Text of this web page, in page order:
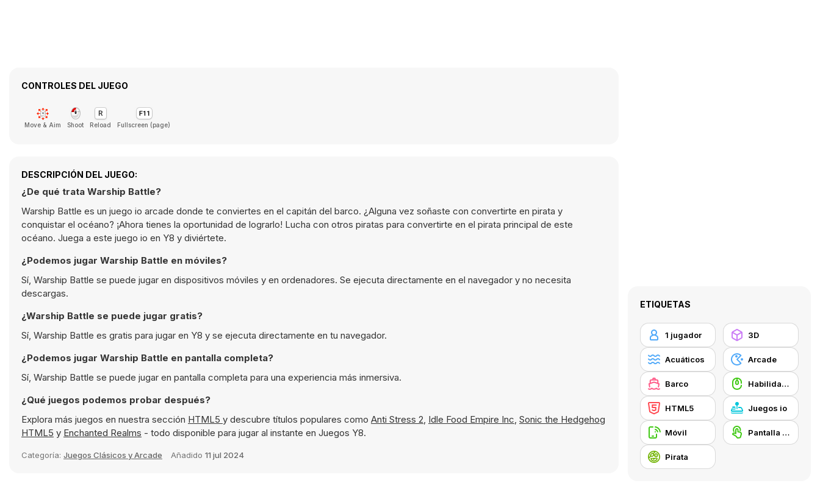
CONTROLES DEL JUEGO
Move & Aim Shoot Reload Fullscreen (page)
DESCRIPCIÓN DEL JUEGO:
¿De qué trata Warship Battle?
Warship Battle es un juego io arcade donde te conviertes en el capitán del barco. ¿Alguna vez soñaste con convertirte en pirata y
conquistar el océano? ¡Ahora tienes la oportunidad de lograrlo! Lucha con otros piratas para convertirte en el pirata principal de este
océano. Juega a este juego io en Y8 y diviértete.
¿Podemos jugar Warship Battle en móviles?
Sí, Warship Battle se puede jugar en dispositivos móviles y en ordenadores. Se ejecuta directamente en el navegador y no necesita
descargas.
¿Warship Battle se puede jugar gratis?
Sí, Warship Battle es gratis para jugar en Y8 y se ejecuta directamente en tu navegador.
¿Podemos jugar Warship Battle en pantalla completa?
Sí, Warship Battle se puede jugar en pantalla completa para una experiencia más inmersiva.
¿Qué juegos podemos probar después?
Explora más juegos en nuestra sección HTML5 y descubre títulos populares como Anti Stress 2, Idle Food Empire Inc, Sonic the Hedgehog
HTML5 y Enchanted Realms - todo disponible para jugar al instante en Juegos Y8.
Categoría: Juegos Clásicos y Arcade Añadido 11 jul 2024
ETIQUETAS
1 jugador 3D
Acuáticos Arcade
Barco Habilidad con el ratón
HTML5 Juegos io
Móvil Pantalla táctil
Pirata